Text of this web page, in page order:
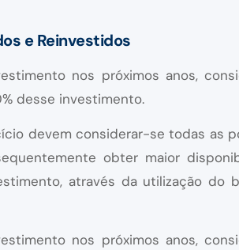
e Reinvestidos
nos próximos anos,
desse investimento.
devem considerar-se todas as
obter maior
através da utilização do
nos próximos anos,